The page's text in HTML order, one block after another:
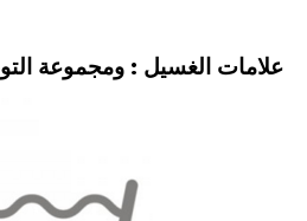
علامات الغسيل : ومجموعة